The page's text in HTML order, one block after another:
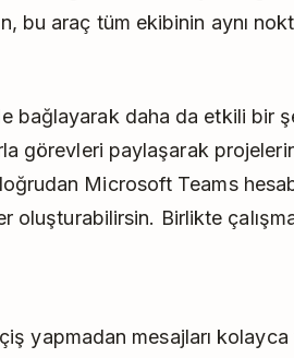
bu araç tüm ekibinin aynı
bağlayarak daha da etkili bir
görevleri paylaşarak
Microsoft Teams
oluşturabilirsin. Birlikte
yapmadan mesajları kolayca